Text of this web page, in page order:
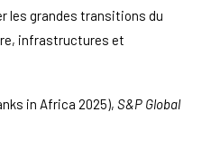
les grandes transitions du
infrastructures et
in Africa 2025), S&P Global